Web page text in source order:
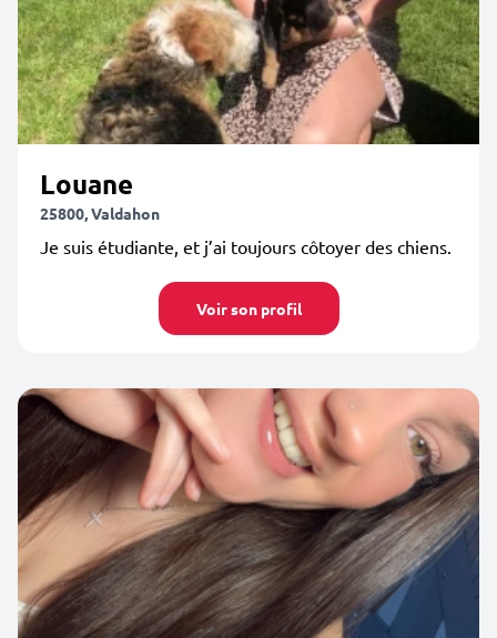
Louane
25800, Valdahon
Je suis étudiante, et j’ai toujours côtoyer des chiens.
Voir son profil